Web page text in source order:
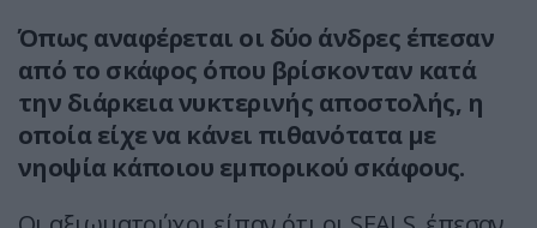
Όπως αναφέρεται οι δύο άνδρες έπεσαν
από το σκάφος όπου βρίσκονταν κατά
την διάρκεια νυκτερινής αποστολής, η
οποία είχε να κάνει πιθανότατα με
νηοψία κάποιου εμπορικού σκάφους.